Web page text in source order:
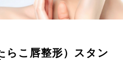
らこ唇整形）スタン